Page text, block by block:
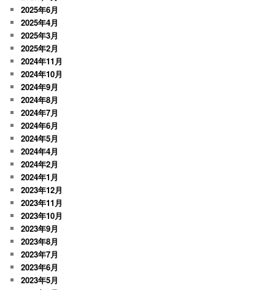
2025年6月
2025年4月
2025年3月
2025年2月
2024年11月
2024年10月
2024年9月
2024年8月
2024年7月
2024年6月
2024年5月
2024年4月
2024年2月
2024年1月
2023年12月
2023年11月
2023年10月
2023年9月
2023年8月
2023年7月
2023年6月
2023年5月